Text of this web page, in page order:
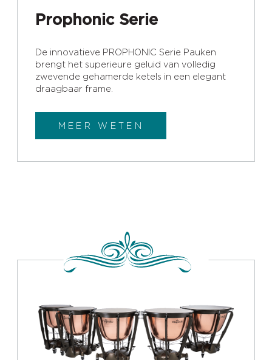
Prophonic Serie
De innovatieve PROPHONIC Serie Pauken
brengt het superieure geluid van volledig
zwevende gehamerde ketels in een elegant
draagbaar frame.
MEER WETEN